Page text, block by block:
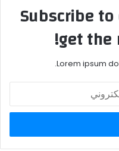
Subscribe
get the
Lorem ipsum